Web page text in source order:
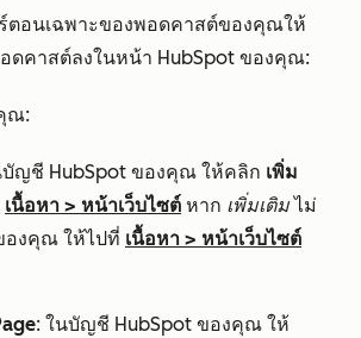
ตอนเฉพาะของพอดคาสต์ของคุณให้
ดคาสต์ลงในหน้า HubSpot ของคุณ:
ณ:
บัญชี HubSpot ของคุณ ให้คลิก เพิ่ม
เนื้อหา > หน้าเว็บไซต์ หาก เพิ่มเติมไม่
งคุณ ให้ไปที่ เนื้อหา > หน้าเว็บไซต์
: ในบัญชี HubSpot ของคุณ ให้